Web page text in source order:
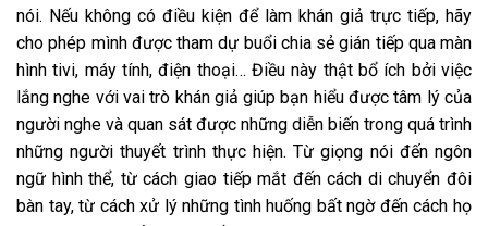
nói. Nếu không có điều kiện để làm khán giả trực tiếp, hãy
cho phép mình được tham dự buổi chia sẻ gián tiếp qua màn
hình tivi, máy tính, điện thoại… Điều này thật bổ ích bởi việc
lắng nghe với vai trò khán giả giúp bạn hiểu được tâm lý của
người nghe và quan sát được những diễn biến trong quá trình
những người thuyết trình thực hiện. Từ giọng nói đến ngôn
ngữ hình thể, từ cách giao tiếp mắt đến cách di chuyển đôi
bàn tay, từ cách xử lý những tình huống bất ngờ đến cách họ